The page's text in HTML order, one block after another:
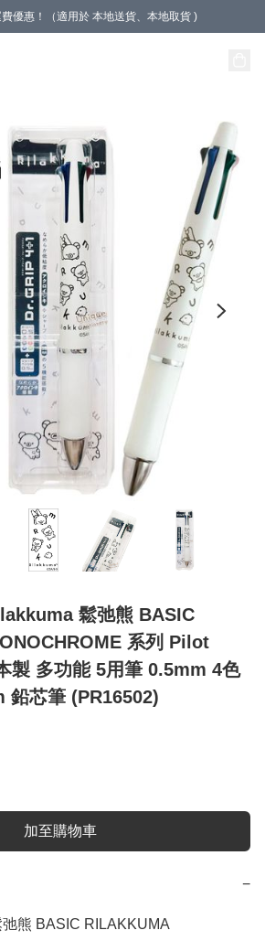
優惠！（適用於 本地送貨、本地取貨 )
鬆弛熊 BASIC
系列 Pilot
製 多功能 5用筆 0.5mm 4色
鉛芯筆 (PR16502)
加至購物車
−
熊 BASIC RILAKKUMA